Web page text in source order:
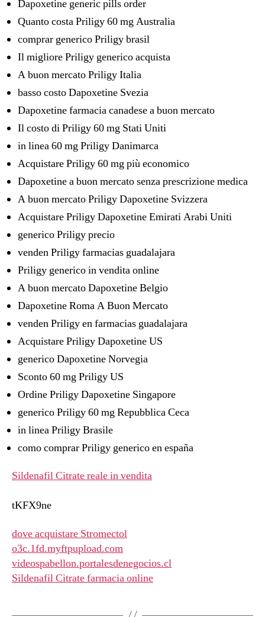
Dapoxetine generic pills order
Quanto costa Priligy 60 mg Australia
comprar generico Priligy brasil
Il migliore Priligy generico acquista
A buon mercato Priligy Italia
basso costo Dapoxetine Svezia
Dapoxetine farmacia canadese a buon mercato
Il costo di Priligy 60 mg Stati Uniti
in linea 60 mg Priligy Danimarca
Acquistare Priligy 60 mg più economico
Dapoxetine a buon mercato senza prescrizione medica
A buon mercato Priligy Dapoxetine Svizzera
Acquistare Priligy Dapoxetine Emirati Arabi Uniti
generico Priligy precio
venden Priligy farmacias guadalajara
Priligy generico in vendita online
A buon mercato Dapoxetine Belgio
Dapoxetine Roma A Buon Mercato
venden Priligy en farmacias guadalajara
Acquistare Priligy Dapoxetine US
generico Dapoxetine Norvegia
Sconto 60 mg Priligy US
Ordine Priligy Dapoxetine Singapore
generico Priligy 60 mg Repubblica Ceca
in linea Priligy Brasile
como comprar Priligy generico en españa
Sildenafil Citrate reale in vendita
tKFX9ne
dove acquistare Stromectol
o3c.1fd.myftpupload.com
videospabellon.portalesdenegocios.cl
Sildenafil Citrate farmacia online